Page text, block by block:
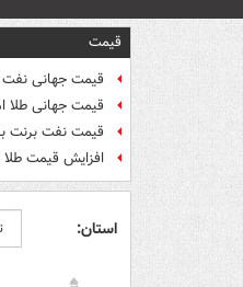
قیمت
قیمت جهانی نفت امروز
قیمت جهانی طلا امروز
قیمت نفت برنت به ۷۹ دلار
افزایش قیمت طلا
استان: